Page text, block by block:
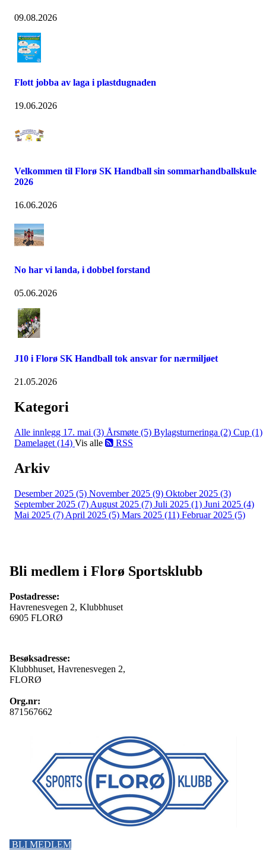
09.08.2026
Flott jobba av laga i plastdugnaden
19.06.2026
Velkommen til Florø SK Handball sin sommarhandballskule
2026
16.06.2026
No har vi landa, i dobbel forstand
05.06.2026
J10 i Florø SK Handball tok ansvar for nærmiljøet
21.05.2026
Kategori
Alle innlegg 17. mai (3) Årsmøte (5) Bylagsturneringa (2) Cup (1)
Damelaget (14) Vis alle RSS
Arkiv
Desember 2025 (5) November 2025 (9) Oktober 2025 (3)
September 2025 (7) August 2025 (7) Juli 2025 (1) Juni 2025 (4)
Mai 2025 (7) April 2025 (5) Mars 2025 (11) Februar 2025 (5)
Bli medlem i Florø Sportsklubb
Postadresse:
Havrenesvegen 2, Klubbhuset
6905 FLORØ
Besøksadresse:
Klubbhuset, Havrenesvegen 2,
FLORØ
Org.nr:
871567662
BLI MEDLEM